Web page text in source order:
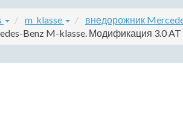
m_klasse
внедорожник
Benz M-klasse. Модификация 3.0 AT